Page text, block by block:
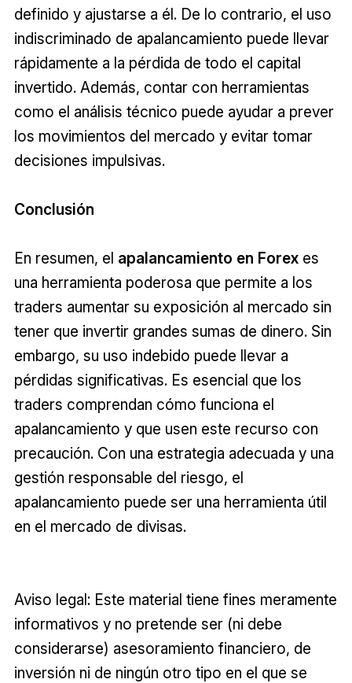
definido y ajustarse a él. De lo contrario, el uso
indiscriminado de apalancamiento puede llevar
rápidamente a la pérdida de todo el capital
invertido. Además, contar con herramientas
como el análisis técnico puede ayudar a prever
los movimientos del mercado y evitar tomar
decisiones impulsivas.
Conclusión
En resumen, el apalancamiento en Forexes
una herramienta poderosa que permite a los
traders aumentar su exposición al mercado sin
tener que invertir grandes sumas de dinero. Sin
embargo, su uso indebido puede llevar a
pérdidas significativas. Es esencial que los
traders comprendan cómo funciona el
apalancamiento y que usen este recurso con
precaución. Con una estrategia adecuada y una
gestión responsable del riesgo, el
apalancamiento puede ser una herramienta útil
en el mercado de divisas.
Aviso legal: Este material tiene fines meramente
informativos y no pretende ser (ni debe
considerarse) asesoramiento financiero, de
inversión ni de ningún otro tipo en el que se